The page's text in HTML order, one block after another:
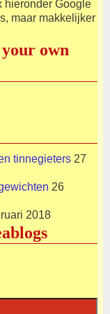
hieronder Google
maar makkelijker
own
tinnegieters 27
26
2018